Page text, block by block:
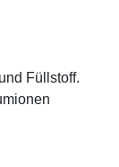
Füllstoff.